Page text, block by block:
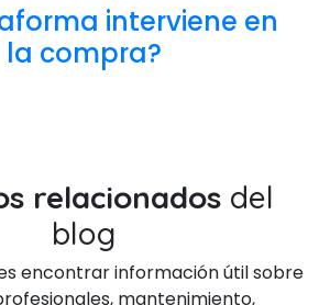
interviene en
la compra?
relacionados del
blog
encontrar información útil sobre
mantenimiento,